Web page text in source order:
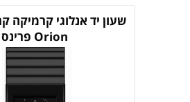
Orion פרינס